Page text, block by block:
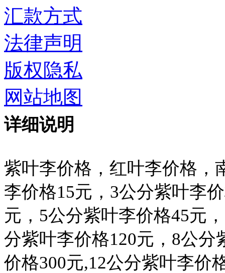
详细说明
紫叶李价格，红叶李价格，
李价格15元， 3公分紫叶李
元， 5公分紫叶李价格45元，
分紫叶李价格120元， 8公分
价格300元,12公分紫叶李价
汇款方式
法律声明
版权隐私
网站地图